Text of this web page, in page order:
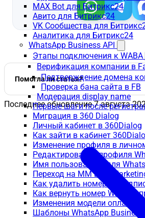
MAX Bot для Битрикс24
Авито для Битрикс24
VK Сообщества для
Аналитика для Битрикс24
WhatsApp Business API
Этапы подключения к WABA
Верификация компании в
Подтверждение домена
Проверка бана сайта в FB
Модерация display name
Первые шаги после
Миграция в 360 Dialog
Личный кабинет в 360Dialog
Как зайти в кабинет
Изменение профиля в
Редактирование профиля
Имя пользователя для
Переход на MM Lite
Как удалить номер из
Как вернуть номер WABA в
Изменения модели оплаты
Шаблоны WhatsApp
Помогла ли статья?
Последнее обновление7 августа